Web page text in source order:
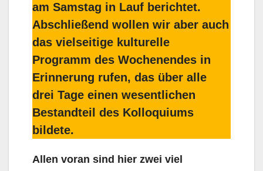
am Samstag in Lauf berichtet.
Abschließend wollen wir aber auch
das vielseitige kulturelle
Programm des Wochenendes in
Erinnerung rufen, das über alle
drei Tage einen wesentlichen
Bestandteil des Kolloquiums
bildete.
Allen voran sind hier zwei viel